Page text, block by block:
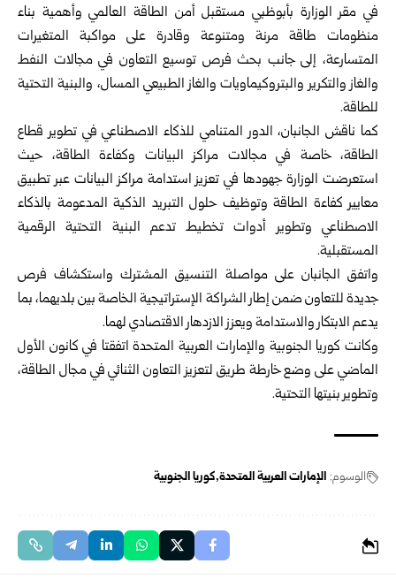
في مقر الوزارة بأبوظبي مستقبل أمن الطاقة ‏العالمي وأهمية بناء
منظومات طاقة مرنة ومتنوعة وقادرة على مواكبة المتغيرات
‏المتسارعة، إلى جانب بحث فرص توسيع التعاون في مجالات النفط
والغاز والتكرير ‏والبتروكيماويات والغاز الطبيعي المسال، والبنية التحتية
للطاقة.‏
كما ناقش الجانبان، الدور المتنامي للذكاء الاصطناعي في تطوير قطاع
الطاقة، خاصة ‏في مجالات مراكز البيانات وكفاءة الطاقة، حيث
استعرضت الوزارة جهودها في تعزيز ‏استدامة مراكز البيانات عبر تطبيق
معايير كفاءة الطاقة وتوظيف حلول التبريد الذكية ‏المدعومة بالذكاء
الاصطناعي وتطوير أدوات تخطيط تدعم البنية التحتية الرقمية
‏المستقبلية.‏
واتفق الجانبان على مواصلة التنسيق المشترك واستكشاف فرص
جديدة للتعاون ضمن ‏إطار الشراكة الإستراتيجية الخاصة بين بلديهما، بما
يدعم الابتكار والاستدامة ويعزز ‏الازدهار الاقتصادي لهما.‏
وكانت كوريا الجنوبية والإمارات العربية المتحدة اتفقتا في كانون الأول
الماضي على ‏وضع خارطة طريق لتعزيز التعاون الثنائي في مجال الطاقة،
وتطوير بنيتها التحتية.‏
الوسوم: الإمارات العربية المتحدة كوريا الجنوبية